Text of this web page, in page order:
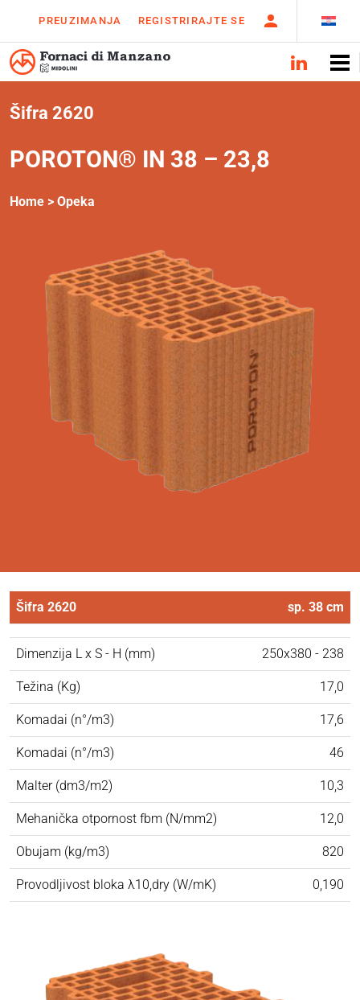
PREUZIMANJA REGISTRIRAJTE SE
Šifra 2620
POROTON® IN 38 – 23,8
Home > Opeka
Šifra 2620 sp. 38 cm
Dimenzija L x S - H (mm) 250x380 - 238
Težina (Kg) 17,0
Komadai (n°/m3) 17,6
Komadai (n°/m3) 46
Malter (dm3/m2) 10,3
Mehanička otpornost fbm (N/mm2) 12,0
Obujam (kg/m3) 820
Provodljivost bloka λ10,dry (W/mK) 0,190